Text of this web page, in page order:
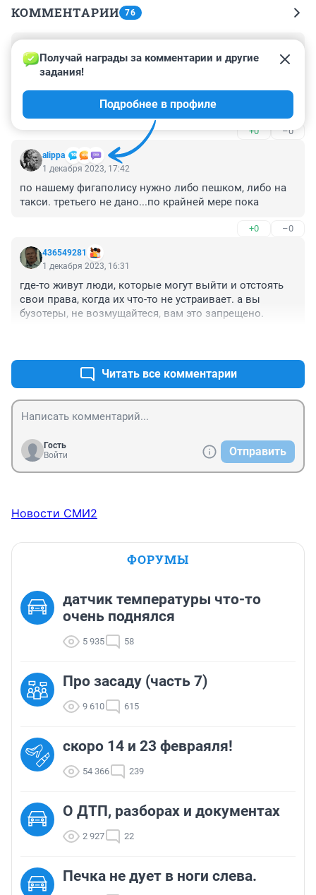
КОММЕНТАРИИ 76
1 декабря 2023, 22:25
Гибдд работает только по приезду важных лиц.
Пресекать нарушения не их работа. По городу уже
сотни машин гоняют без номеров или с грязными
номерами. Но как приехал медведев, то людям
запретили парковать машины.
+0 –0
alippa
Получай награды за комментарии и другие
задания!
Подробнее в профиле
1 декабря 2023, 17:42
по нашему фигаполису нужно либо пешком, либо на
такси. третьего не дано...по крайней мере пока
+0 –0
436549281
1 декабря 2023, 16:31
где-то живут люди, которые могут выйти и отстоять
свои права, когда их что-то не устраивает. а вы
бузотеры, не возмущайтеся, вам это запрещено.
Читать все комментарии
Гость
Войти
Отправить
Новости СМИ2
ФОРУМЫ
датчик температуры что-то
очень поднялся
5 935 58
Про засаду (часть 7)
9 610 615
скоро 14 и 23 февраяля!
54 366 239
О ДТП, разборах и документах
2 927 22
Печка не дует в ноги слева.